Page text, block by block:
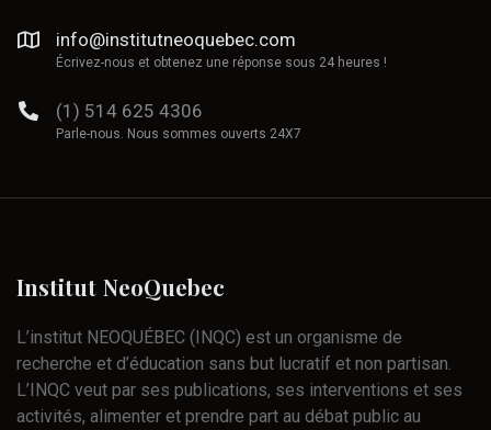
info@institutneoquebec.com
Écrivez-nous et obtenez une réponse sous 24 heures !
(1) 514 625 4306
Parle-nous. Nous sommes ouverts 24X7
Institut NeoQuebec
L’institut NEOQUÉBEC (INQC) est un organisme de
recherche et d’éducation sans but lucratif et non partisan.
L’INQC veut par ses publications, ses interventions et ses
activités, alimenter et prendre part au débat public au